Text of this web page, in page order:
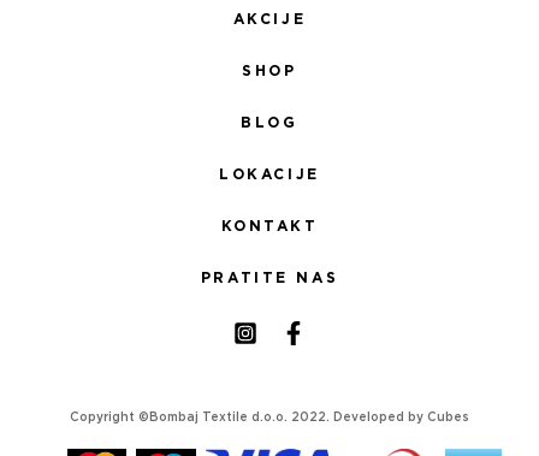
AKCIJE
SHOP
BLOG
LOKACIJE
KONTAKT
PRATITE NAS
Copyright ©Bombaj Textile d.o.o. 2022. Developed by Cubes